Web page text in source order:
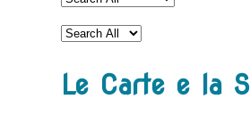
Le Carte e la